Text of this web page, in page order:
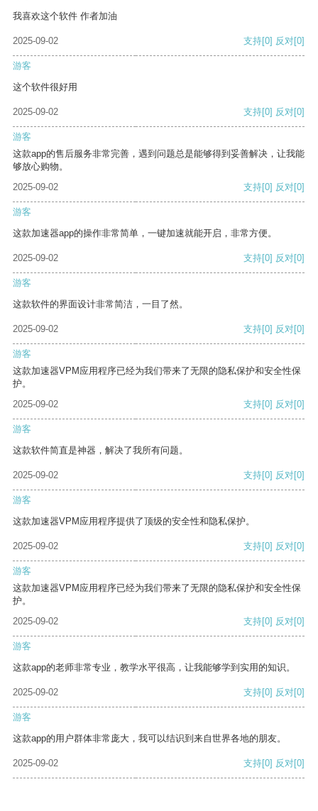
我喜欢这个软件 作者加油
2025-09-02 支持[0] 反对[0]
游客
这个软件很好用
2025-09-02 支持[0] 反对[0]
游客
这款app的售后服务非常完善，遇到问题总是能够得到妥善解决，让我能
够放心购物。
2025-09-02
支持[0] 反对[0]
游客
这款加速器app的操作非常简单，一键加速就能开启，非常方便。
2025-09-02 支持[0] 反对[0]
游客
这款软件的界面设计非常简洁，一目了然。
2025-09-02 支持[0] 反对[0]
游客
这款加速器VPM应用程序已经为我们带来了无限的隐私保护和安全性保
护。
2025-09-02
支持[0] 反对[0]
游客
这款软件简直是神器，解决了我所有问题。
2025-09-02 支持[0] 反对[0]
游客
这款加速器VPM应用程序提供了顶级的安全性和隐私保护。
2025-09-02 支持[0] 反对[0]
游客
这款加速器VPM应用程序已经为我们带来了无限的隐私保护和安全性保
护。
2025-09-02
支持[0] 反对[0]
游客
这款app的老师非常专业，教学水平很高，让我能够学到实用的知识。
2025-09-02 支持[0] 反对[0]
游客
这款app的用户群体非常庞大，我可以结识到来自世界各地的朋友。
2025-09-02 支持[0] 反对[0]